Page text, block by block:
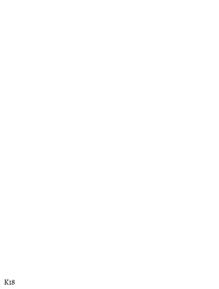
K18